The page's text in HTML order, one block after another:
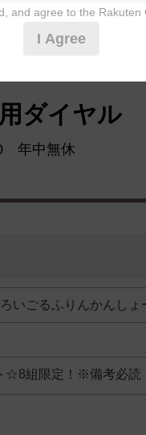
戻る
ダイヤル
年中無休
いごるふりんかんしょ
☆8組限定！※備考必読
play, ignoring rules,
the above points.
and agree to the Rakuten
I Agree